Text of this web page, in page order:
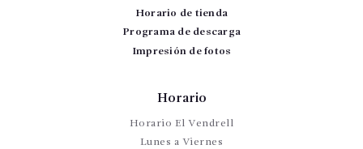
Horario de tienda
Programa de descarga
Impresión de fotos
Horario
Horario El Vendrell
Lunes a Viernes